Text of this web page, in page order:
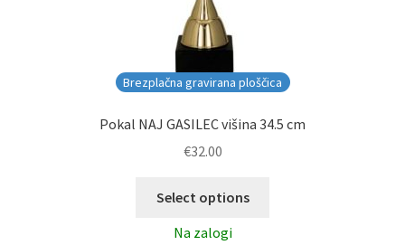
Brezplačna gravirana ploščica
Pokal NAJ GASILEC višina 34.5 cm
€32.00
Select options
Na zalogi